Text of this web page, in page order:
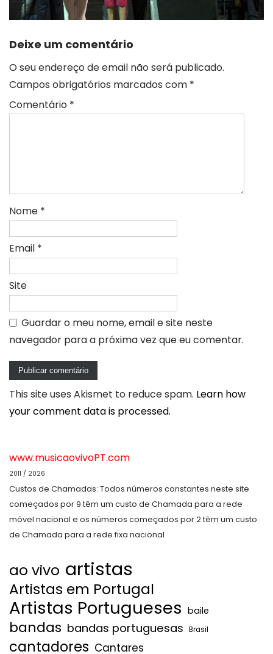
Deixe um comentário
O seu endereço de email não será publicado.
Campos obrigatórios marcados com *
Comentário *
Nome *
Email *
Site
Guardar o meu nome, email e site neste
navegador para a próxima vez que eu comentar.
This site uses Akismet to reduce spam. Learn how
your comment data is processed.
www.musicaovivoPT.com
2011 / 2026
Custos de Chamadas: Todos números constantes neste site
começados por 9 têm um custo de Chamada para a rede
móvel nacional e os números começados por 2 têm um custo
de Chamada para a rede fixa nacional
ao vivo artistas
Artistas em Portugal
Artistas Portugueses baile
bandas bandas portuguesas Brasil
cantadores Cantares